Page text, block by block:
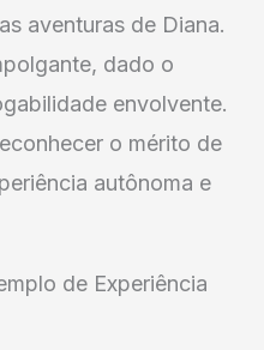
aventuras de Diana.
dado o
envolvente.
o mérito de
autônoma e
de Experiência